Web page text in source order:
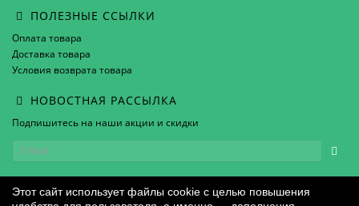
ПОЛЕЗНЫЕ ССЫЛКИ
Оплата товара
Доставка товара
Условия возврата товара
НОВОСТНАЯ РАССЫЛКА
Подпишитесь на наши акции и скидки
Этот сайт использует файлы cookie с целью повышения